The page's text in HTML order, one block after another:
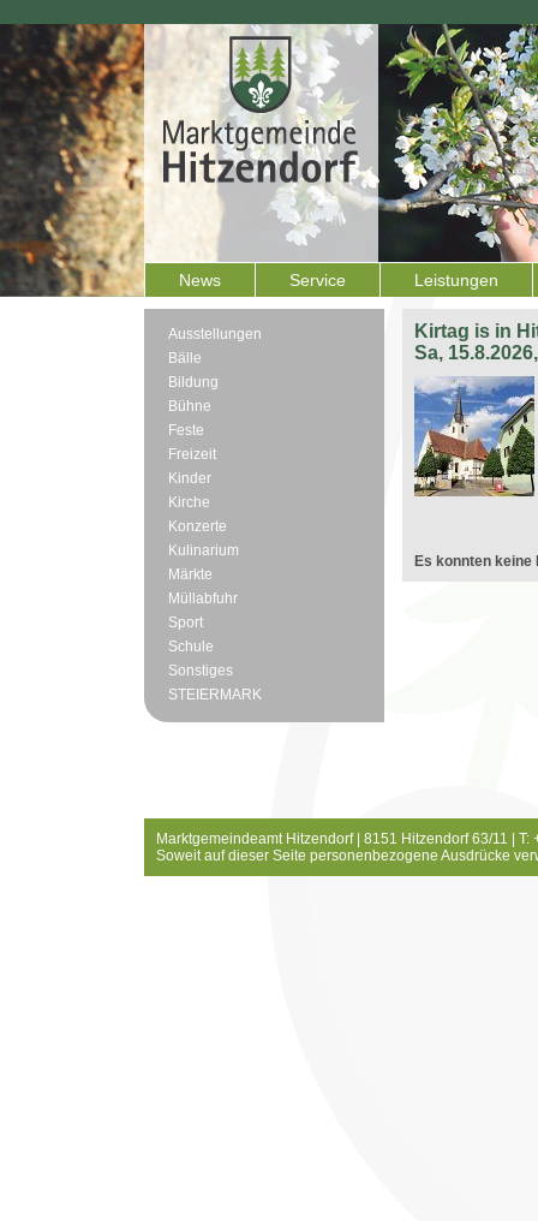
News Service Leistungen
Ausstellungen
Bälle
Bildung
Bühne
Feste
Freizeit
Kinder
Kirche
Konzerte
Kulinarium
Märkte
Müllabfuhr
Sport
Schule
Sonstiges
STEIERMARK
Kirtag is in
Sa,
Es konnten keine
Marktgemeindeamt Hitzendorf | 8151 Hitzendorf 63/11 |
Soweit auf dieser Seite personenbezogene Ausdrücke